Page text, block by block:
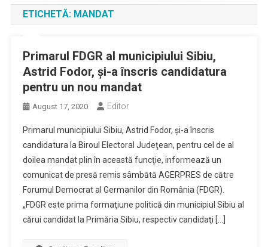
ETICHETĂ: MANDAT
Primarul FDGR al municipiului Sibiu,
Astrid Fodor, şi-a înscris candidatura
pentru un nou mandat
August 17, 2020 Editor
Primarul municipiului Sibiu, Astrid Fodor, şi-a înscris
candidatura la Biroul Electoral Judeţean, pentru cel de al
doilea mandat plin în această funcţie, informează un
comunicat de presă remis sâmbătă AGERPRES de către
Forumul Democrat al Germanilor din România (FDGR).
„FDGR este prima formaţiune politică din municipiul Sibiu al
cărui candidat la Primăria Sibiu, respectiv candidaţi […]